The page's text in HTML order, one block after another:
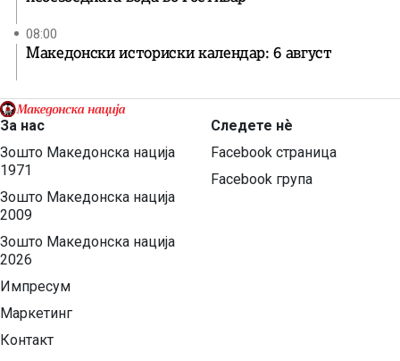
08:00
Македонски историски календар: 6 август
За нас
Зошто Македонска нација
1971
Зошто Македонска нација
2009
Зошто Македонска нација
2026
Импресум
Маркетинг
Контакт
Следете нѐ
Facebook страница
Facebook група